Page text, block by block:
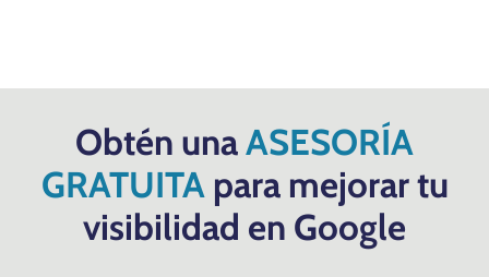
Obtén unaASESORÍA
GRATUITA para mejorar tu
visibilidad en Google